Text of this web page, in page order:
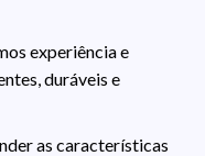
experiência e
duráveis e
as características